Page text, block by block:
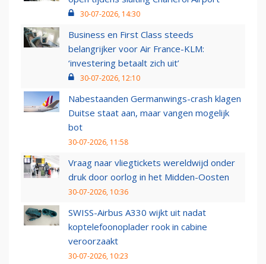
30-07-2026, 14:30
Business en First Class steeds
belangrijker voor Air France-KLM:
‘investering betaalt zich uit’
30-07-2026, 12:10
Nabestaanden Germanwings-crash klagen
Duitse staat aan, maar vangen mogelijk
bot
30-07-2026, 11:58
Vraag naar vliegtickets wereldwijd onder
druk door oorlog in het Midden-Oosten
30-07-2026, 10:36
SWISS-Airbus A330 wijkt uit nadat
koptelefoonoplader rook in cabine
veroorzaakt
30-07-2026, 10:23